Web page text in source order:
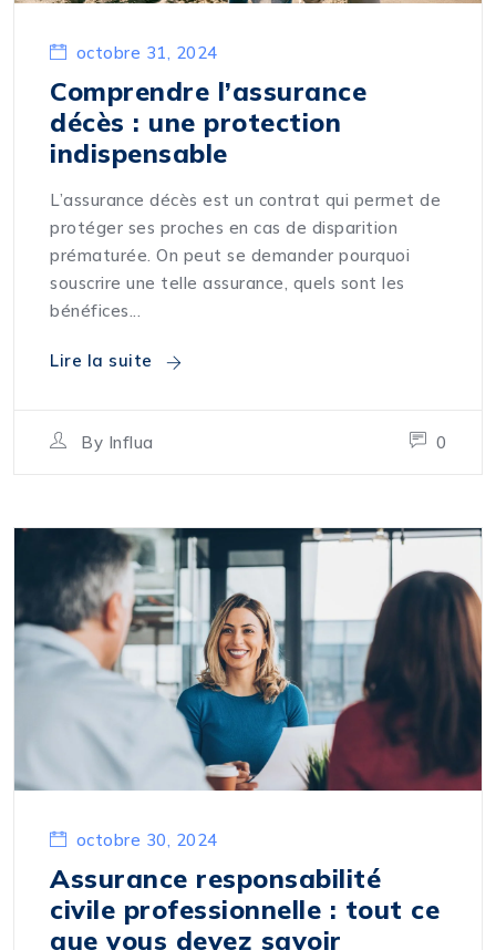
octobre 31, 2024
Comprendre l’assurance
décès : une protection
indispensable
L’assurance décès est un contrat qui permet de
protéger ses proches en cas de disparition
prématurée. On peut se demander pourquoi
souscrire une telle assurance, quels sont les
bénéfices...
Lire la suite
By Influa 0
octobre 30, 2024
Assurance responsabilité
civile professionnelle : tout ce
que vous devez savoir